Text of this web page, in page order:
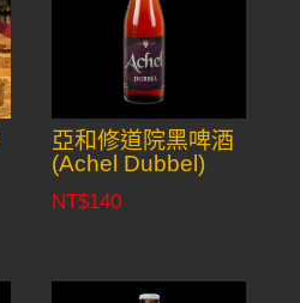
亞和修道院黑啤酒
(Achel Dubbel)
NT$140